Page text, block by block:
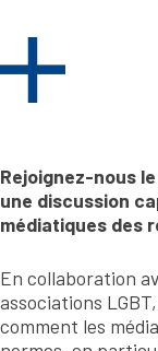
Rejoignez-nous le
une discussion
médiatiques des
En collaboration
associations
comment les